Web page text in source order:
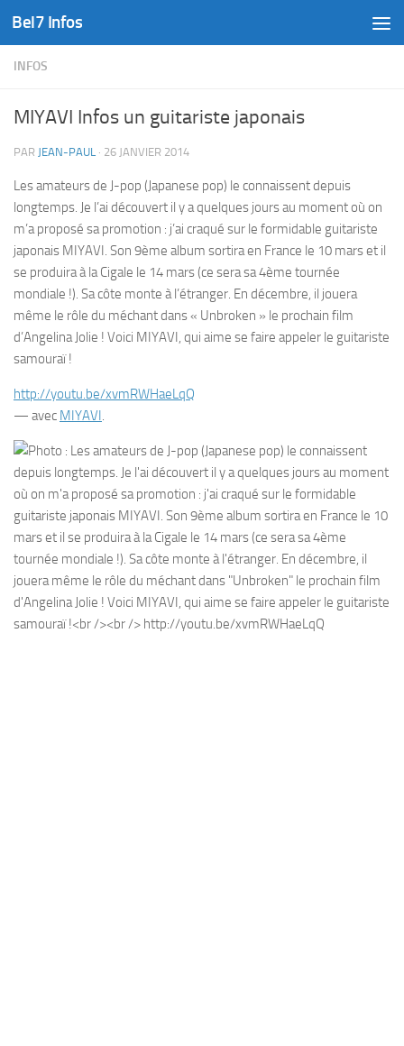
Skip to content
Bel7 Infos
INFOS
MIYAVI Infos un guitariste japonais
PAR JEAN-PAUL · 26 JANVIER 2014
Les amateurs de J-pop (Japanese pop) le connaissent depuis
longtemps. Je l’ai découvert il y a quelques jours au moment où on
m’a proposé sa promotion : j’ai craqué sur le formidable guitariste
japonais MIYAVI. Son 9ème album sortira en France le 10 mars et il
se produira à la Cigale le 14 mars (ce sera sa 4ème tournée
mondiale !). Sa côte monte à l’étranger. En décembre, il jouera
même le rôle du méchant dans « Unbroken » le prochain film
d’Angelina Jolie ! Voici MIYAVI, qui aime se faire appeler le guitariste
samouraï !
http://youtu.be/xvmRWHaeLqQ
— avec MIYAVI.